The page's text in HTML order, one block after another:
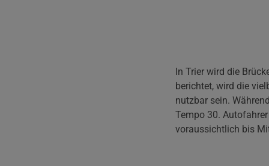
In Trier wird die
berichtet, wird die
nutzbar sein.
Tempo 30.
voraussichtlich bis